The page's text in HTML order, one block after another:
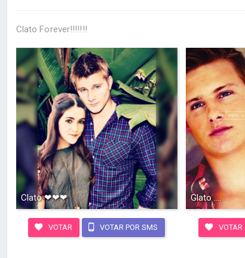
Clato Forever!!!!!!!
Clato ❤❤❤
VOTAR VOTAR POR SMS
Glato ....
VOTAR